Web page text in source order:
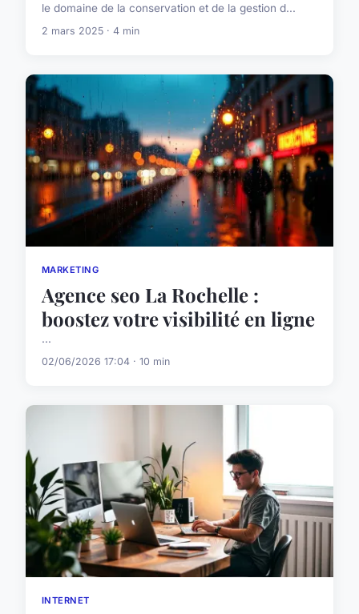
le domaine de la conservation et de la gestion d...
2 mars 2025 · 4 min
MARKETING
Agence seo La Rochelle :
boostez votre visibilité en ligne
...
02/06/2026 17:04 · 10 min
INTERNET